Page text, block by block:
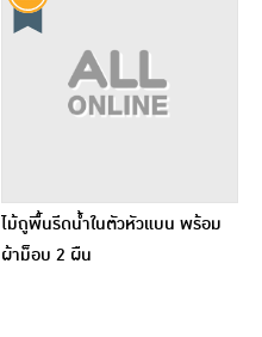
ไม้ถูพื้นรีดน้ำในตัวหัวแบน พร้อม
ผ้าม็อบ 2 ผืน